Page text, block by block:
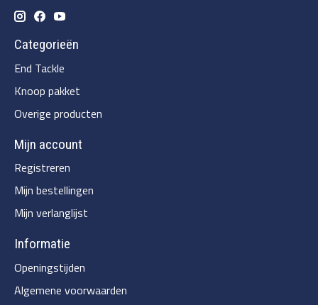
Categorieën
End Tackle
Knoop pakket
Overige producten
Mijn account
Registreren
Mijn bestellingen
Mijn verlanglijst
Informatie
Openingstijden
Algemene voorwaarden